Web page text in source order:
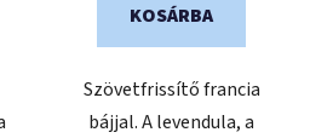
KOSÁRBA
Szövetfrissítő francia
bájjal. A levendula, a